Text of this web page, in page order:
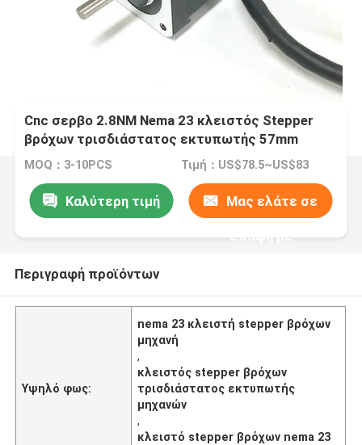
Cnc σερβο 2.8NM Nema 23 κλειστός Stepper
βρόχων τρισδιάστατος εκτυπωτής 57mm
μηχανών
MOQ：3-10PCS Τιμή：US$78.5~US$83
Καλύτερη τιμή Μας ελάτε σε
επαφή με
Περιγραφή προϊόντων
Υψηλό φως:
nema 23 κλειστή stepper βρόχων
μηχανή
,
κλειστός stepper βρόχων
τρισδιάστατος εκτυπωτής
μηχανών
,
κλειστό stepper βρόχων nema 23